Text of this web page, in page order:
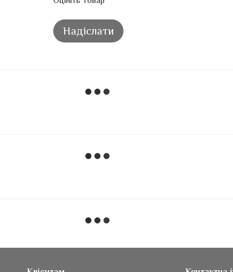
Надіслати